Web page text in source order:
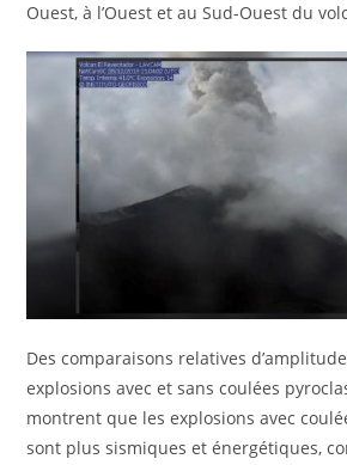
Ouest, à l’Ouest et au Sud-Ouest du
Des comparaisons relatives
explosions avec et sans coulées
montrent que les explosions avec
sont plus sismiques et énergétiques,